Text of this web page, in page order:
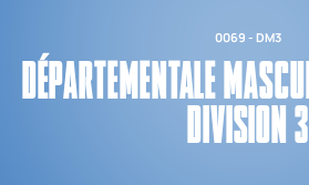
0069 - DM3
DÉPARTEMENTALE
DIVISION 3